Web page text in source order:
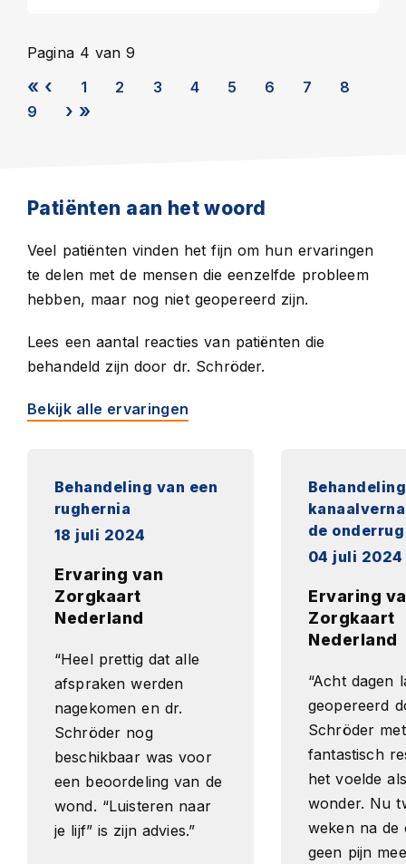
Pagina 4 van 9
1
2 3 4 5 6 7
8
9
Patiënten aan het woord
Veel patiënten vinden het fijn om hun ervaringen
te delen met de mensen die eenzelfde probleem
hebben, maar nog niet geopereerd zijn.
Lees een aantal reacties van patiënten die
behandeld zijn door dr. Schröder.
Bekijk alle ervaringen
Behandeling van een
rughernia
18 juli 2024
Ervaring van
Zorgkaart
Nederland
“Heel prettig dat alle
afspraken werden
nagekomen en dr.
Schröder nog
beschikbaar was voor
een beoordeling van de
wond. “Luisteren naar
je lijf” is zijn advies.”
de onderrug
04 juli 2024
Ervaring
Zorgkaart
Nederland
“Acht dagen
geopereerd
Schröder
fantastisch
het voelde
wonder. Nu
weken na de
geen pijn